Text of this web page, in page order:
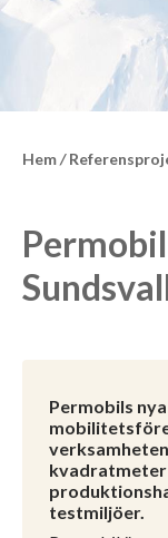
Hem/
Permobils
testmiljöer.